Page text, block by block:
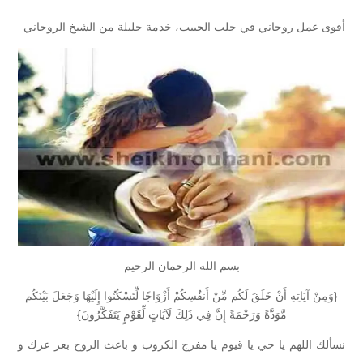
أقوى عمل روحاني في جلب الحبيب، خدمة جليلة من الشيخ الروحاني
بسم الله الرحمان الرحيم
{وَمِنْ آيَاتِهِ أَنْ خَلَقَ لَكُم مِّنْ أَنفُسِكُمْ أَزْوَاجًا لِّتَسْكُنُوا إِلَيْهَا وَجَعَلَ بَيْنَكُم
مَّوَدَّةً وَرَحْمَةً إِنَّ فِي ذَلِكَ لَآيَاتٍ لِّقَوْمٍ يَتَفَكَّرُونَ}
نسألك اللهم يا حي يا قيوم يا مفرج الكروب و باعث الروح بعز عزك و